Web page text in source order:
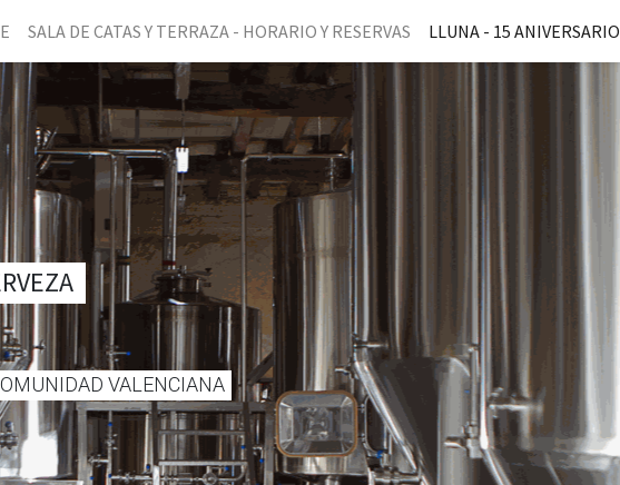
SALA DE CATAS Y TERRAZA - HORARIO Y RESERVAS LLUNA - 15 ANIVERSARIO
VALENCIANA